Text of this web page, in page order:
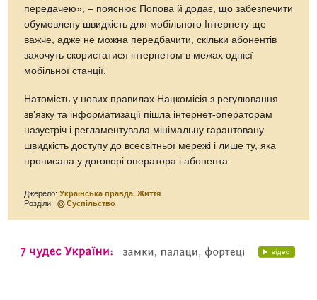
передачею», – пояснює Попова й додає, що забезпечити
обумовлену швидкість для мобільного Інтернету ще
важче, адже не можна передбачити, скільки абонентів
захочуть скористатися інтернетом в межах однієї
мобільної станції.
Натомість у нових правилах Нацкомісія з регулювання
зв’язку та інформатизації пішла інтернет-операторам
назустріч і регламентувала мінімальну гарантовану
швидкість доступу до всесвітньої мережі і лише ту, яка
прописана у договорі оператора і абонента.
Джерело:Українська правда. Життя
Розділи:
Суспільство